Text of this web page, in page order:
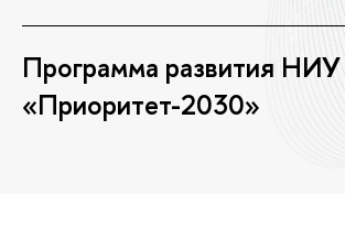
Программа развития
«Приоритет-2030»